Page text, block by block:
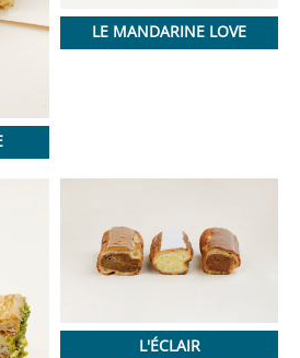
LE MANDARINE LOVE
L'ÉCLAIR